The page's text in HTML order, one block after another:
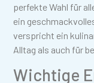
perfekte Wahl für
ein
verspricht ein
Alltag als auch für
Wichtige